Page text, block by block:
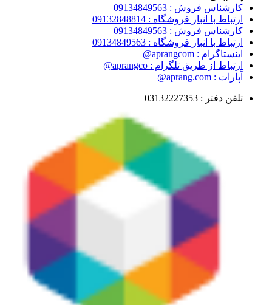
کارشناس فروش : 09134849563
ارتباط با انبار فروشگاه : 09132848814
کارشناس فروش : 09134849563
ارتباط با انبار فروشگاه : 09134849563
اینستاگرام : aprangcom@
ارتباط از طریق تلگرام : aprangco@
آپارات : aprang.com@
تلفن دفتر : 03132227353